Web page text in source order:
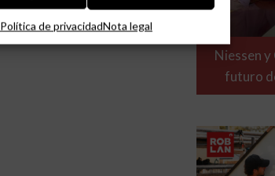
Política de privacidadNota legal
Niessen y
futuro